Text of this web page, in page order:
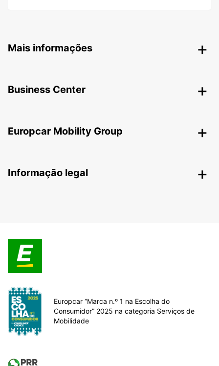
Mais informações
Business Center
Europcar Mobility Group
Informação legal
Europcar “Marca n.º 1 na Escolha do
Consumidor” 2025 na categoria Serviços de
Mobilidade